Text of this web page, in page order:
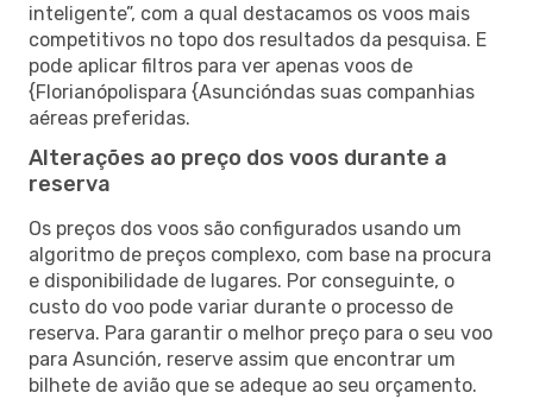
inteligente”, com a qual destacamos os voos mais
competitivos no topo dos resultados da pesquisa. E
pode aplicar filtros para ver apenas voos de
{Florianópolispara {Asuncióndas suas companhias
aéreas preferidas.
Alterações ao preço dos voos durante a
reserva
Os preços dos voos são configurados usando um
algoritmo de preços complexo, com base na procura
e disponibilidade de lugares. Por conseguinte, o
custo do voo pode variar durante o processo de
reserva. Para garantir o melhor preço para o seu voo
para Asunción, reserve assim que encontrar um
bilhete de avião que se adeque ao seu orçamento.